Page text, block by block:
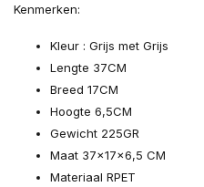
Kenmerken:
Kleur : Grijs met Grijs
Lengte 37CM
Breed 17CM
Hoogte 6,5CM
Gewicht 225GR
Maat 37x17x6,5 CM
Materiaal RPET